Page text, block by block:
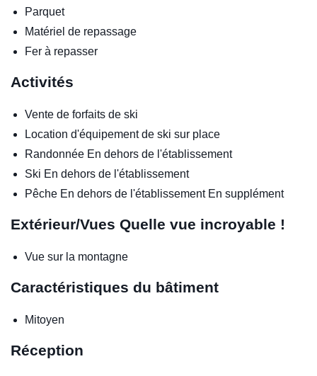
Parquet
Matériel de repassage
Fer à repasser
Activités
Vente de forfaits de ski
Location d'équipement de ski sur place
Randonnée En dehors de l'établissement
Ski En dehors de l'établissement
Pêche En dehors de l'établissement En supplément
Extérieur/Vues Quelle vue incroyable !
Vue sur la montagne
Caractéristiques du bâtiment
Mitoyen
Réception